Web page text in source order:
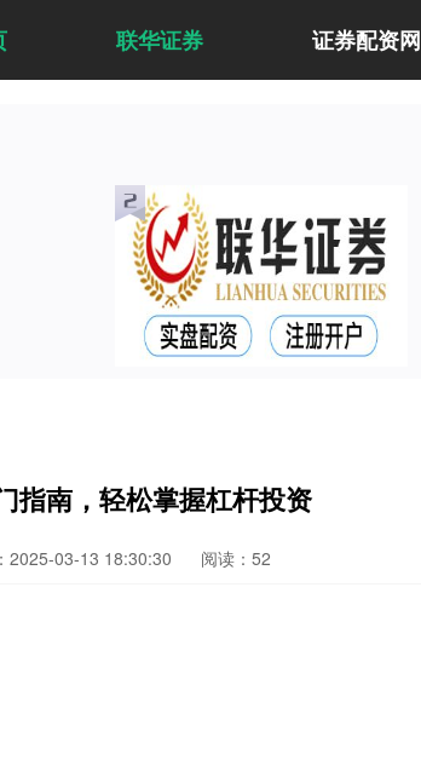
联华证券 证券配资网
指南，轻松掌握杠杆投资
2025-03-13 18:30:30 阅读：52